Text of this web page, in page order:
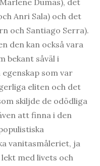
Dumas), det
Anri Sala) och det
och Santiago Serra).
den kan också vara
bekant såväl i
egenskap som var
eliten och det
skiljde de odödliga
att finna i den
vanitasmåleriet, ja
med livets och